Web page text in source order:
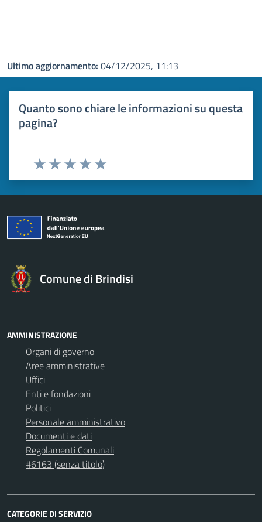
Ultimo aggiornamento: 04/12/2025, 11:13
Quanto sono chiare le informazioni su questa
pagina?
Valuta 5 stelle su 5
Valuta 4 stelle su 5
Valuta 3 stelle su 5
Valuta 2 stelle su 5
Valuta 1 stelle su 5
Comune di Brindisi
AMMINISTRAZIONE
Organi di governo
Aree amministrative
Uffici
Enti e fondazioni
Politici
Personale amministrativo
Documenti e dati
Regolamenti Comunali
#6163 (senza titolo)
CATEGORIE DI SERVIZIO